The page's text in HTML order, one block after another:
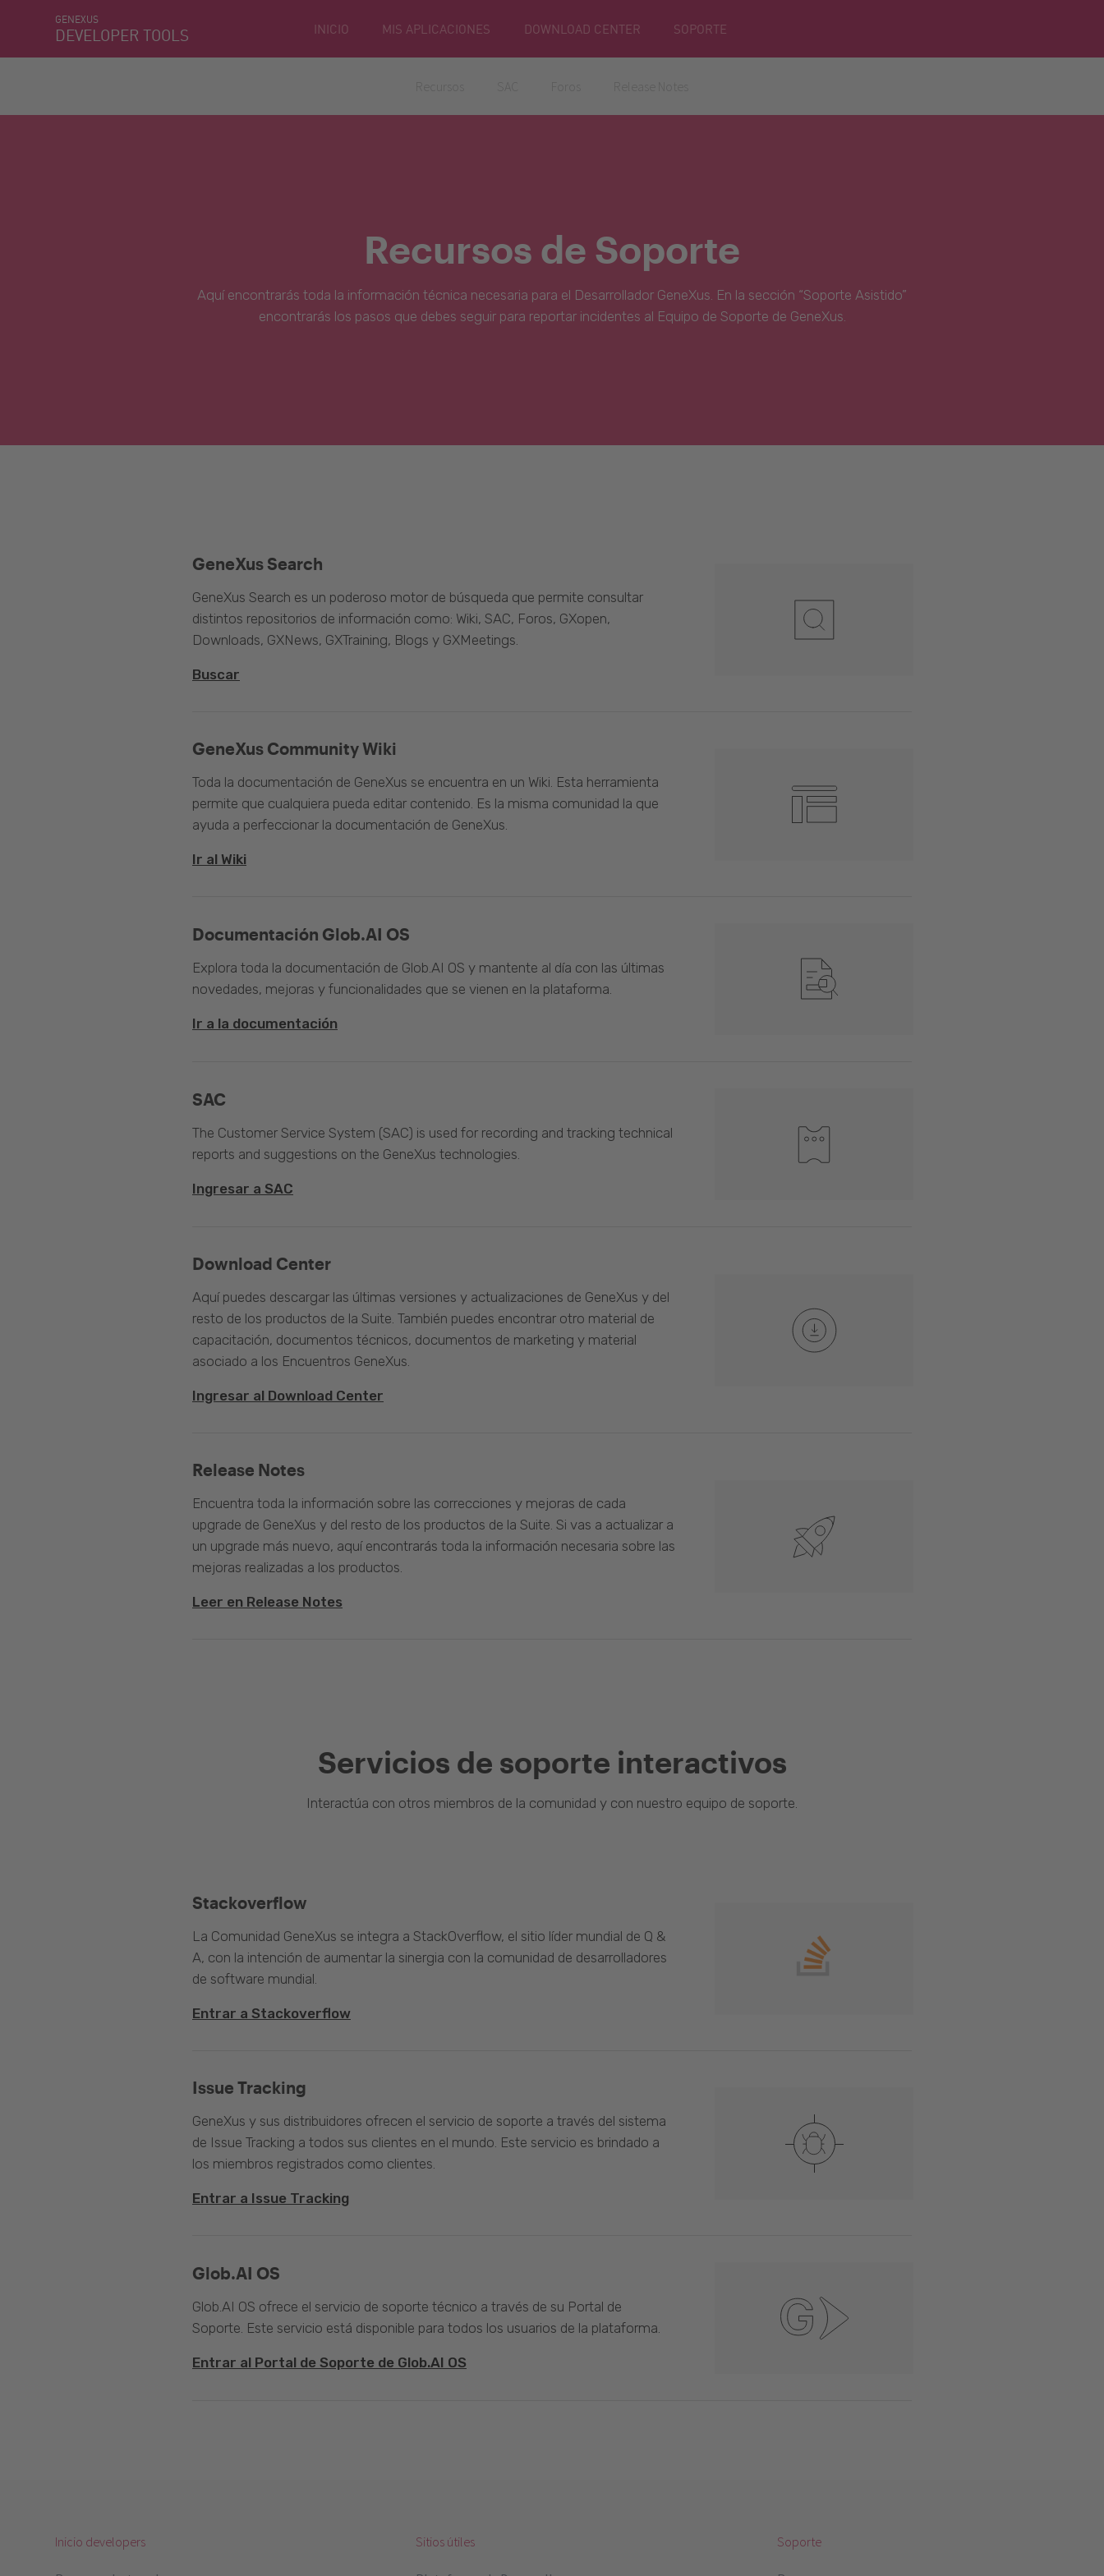
GENEXUS
DEVELOPER TOOLS INICIO MIS APLICACIONES DOWNLOAD CENTER SOPORTE
Recursos de Soporte
Aquí encontrarás toda la información técnica necesaria para el Desarrollador GeneXus. En la sección “Soporte Asistido”
encontrarás los pasos que debes seguir para reportar incidentes al Equipo de Soporte de GeneXus.
GeneXus Community Wiki
Toda la documentación de GeneXus se encuentra en un Wiki. Esta herramienta
permite que cualquiera pueda editar contenido. Es la misma comunidad la que
ayuda a perfeccionar la documentación de GeneXus.
Ir al Wiki
GeneXus Search
GeneXus Search es un poderoso motor de búsqueda que permite consultar
distintos repositorios de información como: Wiki, SAC, Foros, GXopen,
Downloads, GXNews, GXTraining, Blogs y GXMeetings.
Buscar
Documentación Glob.AI OS
Explora toda la documentación de Glob.AI OS y mantente al día con las últimas
novedades, mejoras y funcionalidades que se vienen en la plataforma.
Ir a la documentación
SAC
The Customer Service System (SAC) is used for recording and tracking technical
reports and suggestions on the GeneXus technologies.
Ingresar a SAC
Download Center
Aquí puedes descargar las últimas versiones y actualizaciones de GeneXus y del
resto de los productos de la Suite. También puedes encontrar otro material de
capacitación, documentos técnicos, documentos de marketing y material
asociado a los Encuentros GeneXus.
Ingresar al Download Center
Release Notes
Encuentra toda la información sobre las correcciones y mejoras de cada
upgrade de GeneXus y del resto de los productos de la Suite. Si vas a actualizar a
un upgrade más nuevo, aquí encontrarás toda la información necesaria sobre las
mejoras realizadas a los productos.
Leer en Release Notes
Servicios de soporte interactivos
Interactúa con otros miembros de la comunidad y con nuestro equipo de soporte.
Stackoverflow
La Comunidad GeneXus se integra a StackOverflow, el sitio líder mundial de Q &
A, con la intención de aumentar la sinergia con la comunidad de desarrolladores
de software mundial.
Entrar a Stackoverflow
Issue Tracking
GeneXus y sus distribuidores ofrecen el servicio de soporte a través del sistema
de Issue Tracking a todos sus clientes en el mundo. Este servicio es brindado a
los miembros registrados como clientes.
Entrar a Issue Tracking
Glob.AI OS
Glob.AI OS ofrece el servicio de soporte técnico a través de su Portal de
Soporte. Este servicio está disponible para todos los usuarios de la plataforma.
Entrar al Portal de Soporte de Glob.AI OS
Inicio developers Sitios útiles Soporte